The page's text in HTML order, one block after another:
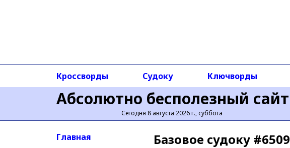
Абсолютно бесполезный сайт
Сегодня 8 августа 2026 г., суббота
Кроссворды Судоку Ключворды
Главная
Базовое cудоку #6509